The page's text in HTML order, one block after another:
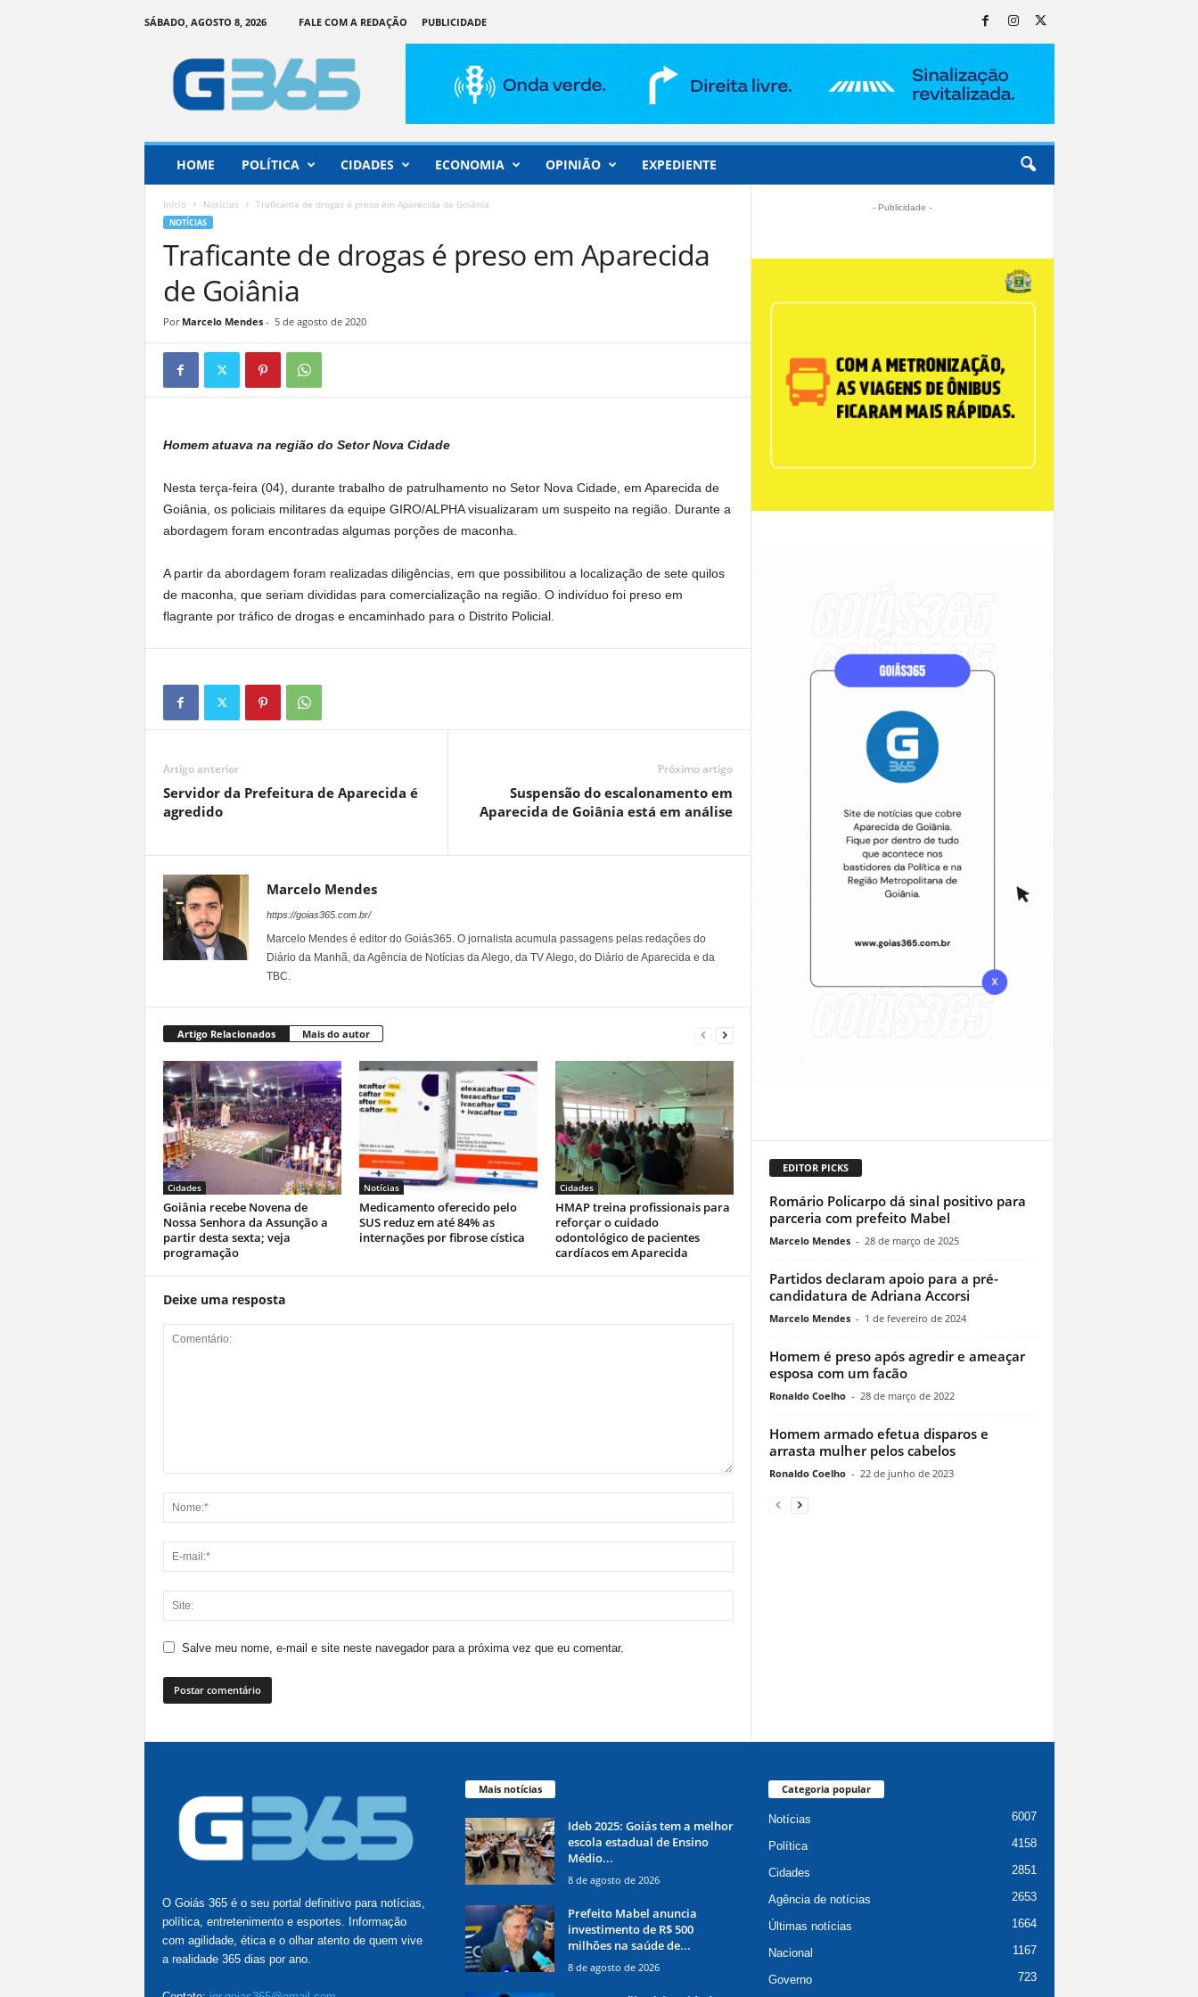
SÁBADO, AGOSTO 8, 2026 FALE COM A REDAÇÃO
PUBLICIDADE
ç
o
HOME POLÍTICA CIDADES ECONOMIA OPINIÃO EXPEDIENTE
Início Notícias Traficante de drogas é preso em Aparecida de Goiânia
NOTÍCIAS
Traficante de drogas é preso em Aparecida
de Goiânia
Por Marcelo Mendes- 5 de agosto de 2020
Homem atuava na região do Setor Nova Cidade
Nesta terça-feira (04), durante trabalho de patrulhamento no Setor Nova Cidade, em Aparecida de
Goiânia, os policiais militares da equipe GIRO/ALPHA visualizaram um suspeito na região. Durante a
abordagem foram encontradas algumas porções de maconha.
A partir da abordagem foram realizadas diligências, em que possibilitou a localização de sete quilos
de maconha, que seriam divididas para comercialização na região. O indivíduo foi preso em
flagrante por tráfico de drogas e encaminhado para o Distrito Policial.
Artigo anterior
Servidor da Prefeitura de Aparecida é
agredido
Próximo artigo
Suspensão do escalonamento em
Aparecida de Goiânia está em análise
Marcelo Mendes
https://goias365.com.br/
Marcelo Mendes é editor do Goiás365. O jornalista acumula passagens pelas redações do
Diário da Manhã, da Agência de Notícias da Alego, da TV Alego, do Diário de Aparecida e da
TBC.
Artigo Relacionados Mais do autor
Cidades
Goiânia recebe Novena de
Nossa Senhora da Assunção a
partir desta sexta; veja
programação
Notícias
Medicamento oferecido pelo
SUS reduz em até 84% as
internações por fibrose cística
Cidades
HMAP treina profissionais para
reforçar o cuidado
odontológico de pacientes
cardíacos em Aparecida
Deixe uma resposta
Salve meu nome, e-mail e site neste navegador para a próxima vez que eu comentar.
- Publicidade -
EDITOR PICKS
Romário Policarpo dá sinal positivo para
parceria com prefeito Mabel
Marcelo Mendes - 28 de março de 2025
Partidos declaram apoio para a pré-
candidatura de Adriana Accorsi
Marcelo Mendes - 1 de fevereiro de 2024
Homem é preso após agredir e ameaçar
esposa com um facão
Ronaldo Coelho - 28 de março de 2022
Homem armado efetua disparos e
arrasta mulher pelos cabelos
Ronaldo Coelho - 22 de junho de 2023
O Goiás 365 é o seu portal definitivo para notícias,
política, entretenimento e esportes. Informação
com agilidade, ética e o olhar atento de quem vive
a realidade 365 dias por ano.
Mais notícias
Ideb 2025: Goiás tem a melhor
escola estadual de Ensino
Médio...
8 de agosto de 2026
Prefeito Mabel anuncia
investimento de R$ 500
milhões na saúde de...
8 de agosto de 2026
Categoria popular
Notícias 6007
Política 4158
Cidades 2851
Agência de notícias 2653
Últimas notícias 1664
Nacional 1167
Governo 723